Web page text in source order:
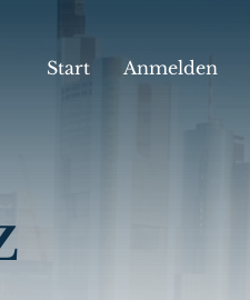
Start Anmelden